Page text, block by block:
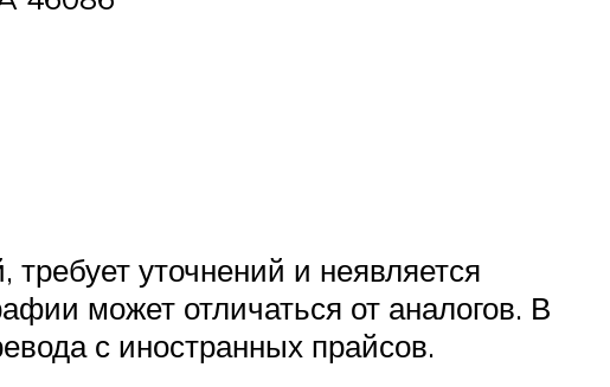
уточнений и неявляется
может отличаться от аналогов. В
с иностранных прайсов.